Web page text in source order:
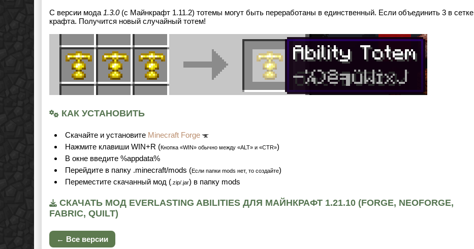
С версии мода 1.3.0(с Майнкрафт 1.11.2) тотемы могут быть переработаны в единственный. Если объединить 3 в сетке
крафта. Получится новый случайный тотем!
КАК УСТАНОВИТЬ
Cкачайте и установите Minecraft Forge
Нажмите клавиши WIN+R (Кнопка «WIN» обычно между «ALT» и «CTR»)
В окне введите %appdata%
Перейдите в папку .minecraft/mods (Если папки mods нет, то создайте)
Переместите скачанный мод ( .zip/.jar) в папку mods
СКАЧАТЬ МОД EVERLASTING ABILITIES ДЛЯ МАЙНКРАФТ 1.21.10 (FORGE, NEOFORGE,
FABRIC, QUILT)
← Все версии